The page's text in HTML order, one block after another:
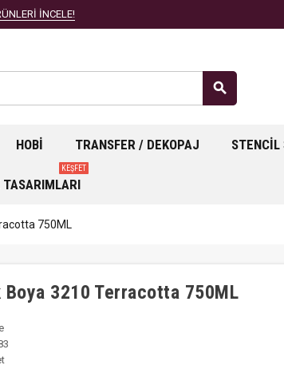
İNCELE!
search
HOBI TRANSFER / DEKOPAJ STENCIL
TASARIMLARI
KEŞFET
750ML
3210 Terracotta 750ML